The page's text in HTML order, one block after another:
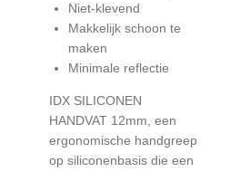
Niet-klevend
Makkelijk schoon te
maken
Minimale reflectie
IDX SILICONEN
HANDVAT 12mm, een
ergonomische handgreep
op siliconenbasis die een